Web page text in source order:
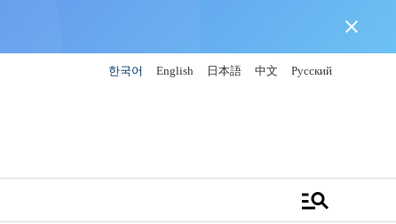
close
한국어 English 日本語 中文 Русский
manage_search